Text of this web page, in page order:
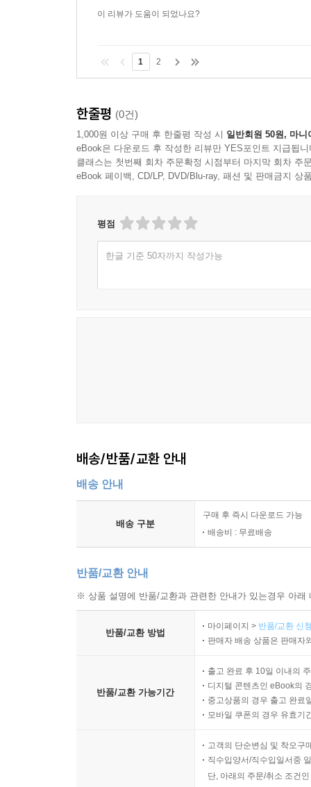
이 리뷰가 도움이 되었나요?
1 2
한줄평 (0건)
1,000원 이상 구매 후 한줄평 작성 시 일반회원 50원, 마니
eBook은 다운로드 후 작성한 리뷰만 YES포인트 지급됩니
클래스는 첫번째 회차 주문확정 시점부터 마지막 회차 주
eBook 페이백, CD/LP, DVD/Blu-ray, 패션 및 판매금지 상
평점
한글 기준 50자까지 작성가능
배송/반품/교환 안내
배송 안내
배송 구분
구매 후 즉시 다운로드 가능
배송비 : 무료배송
반품/교환 안내
※ 상품 설명에 반품/교환과 관련한 안내가 있는경우 아
반품/교환 방법
마이페이지 > 반품/교환 신
판매자 배송 상품은 판매자
반품/교환 가능기간
출고 완료 후 10일 이내의
디지털 콘텐츠인 eBook의
중고상품의 경우 출고 완료
모바일 쿠폰의 경우 유효기
고객의 단순변심 및 착오구
직수입양서/직수입일서중
단, 아래의 주문/취소 조건